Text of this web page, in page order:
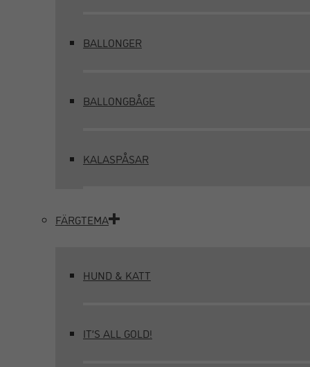
BALLONGER
BALLONGBÅGE
KALASPÅSAR
FÄRGTEMA
HUND & KATT
IT’S ALL GOLD!